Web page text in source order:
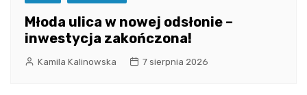
Młoda ulica w nowej odsłonie –
inwestycja zakończona!
Kamila Kalinowska 7 sierpnia 2026